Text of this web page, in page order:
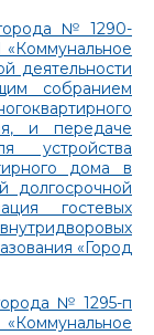
№ 1290-
деятельности
собранием
и передаче
устройства
дома в
долгосрочной
гостевых
«Город
№ 1295-п